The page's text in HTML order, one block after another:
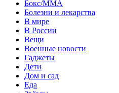
Бокс/MMA
Болезни и лекарства
В мире
В России
Вещи
Военные новости
Гаджеты
Дети
Дом и сад
Еда